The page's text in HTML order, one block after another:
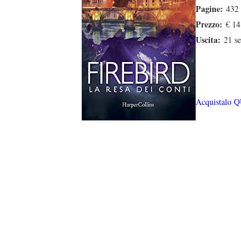
Pagine: 432
Prezzo: €
Uscita: 21
Acquistalo